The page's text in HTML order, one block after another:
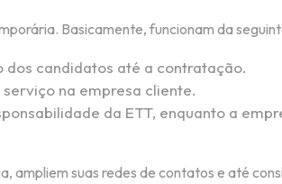
Basicamente, funcionam da
dos candidatos até a contratação.
na empresa cliente.
da ETT, enquanto a
ampliem suas redes de contatos e até